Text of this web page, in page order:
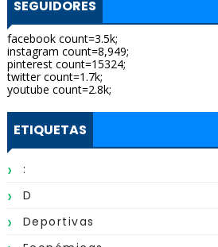
SEGUIDORES
facebook count=3.5k;
instagram count=8,949;
pinterest count=15324;
twitter count=1.7k;
youtube count=2.8k;
ETIQUETAS
:
D
Deportivas